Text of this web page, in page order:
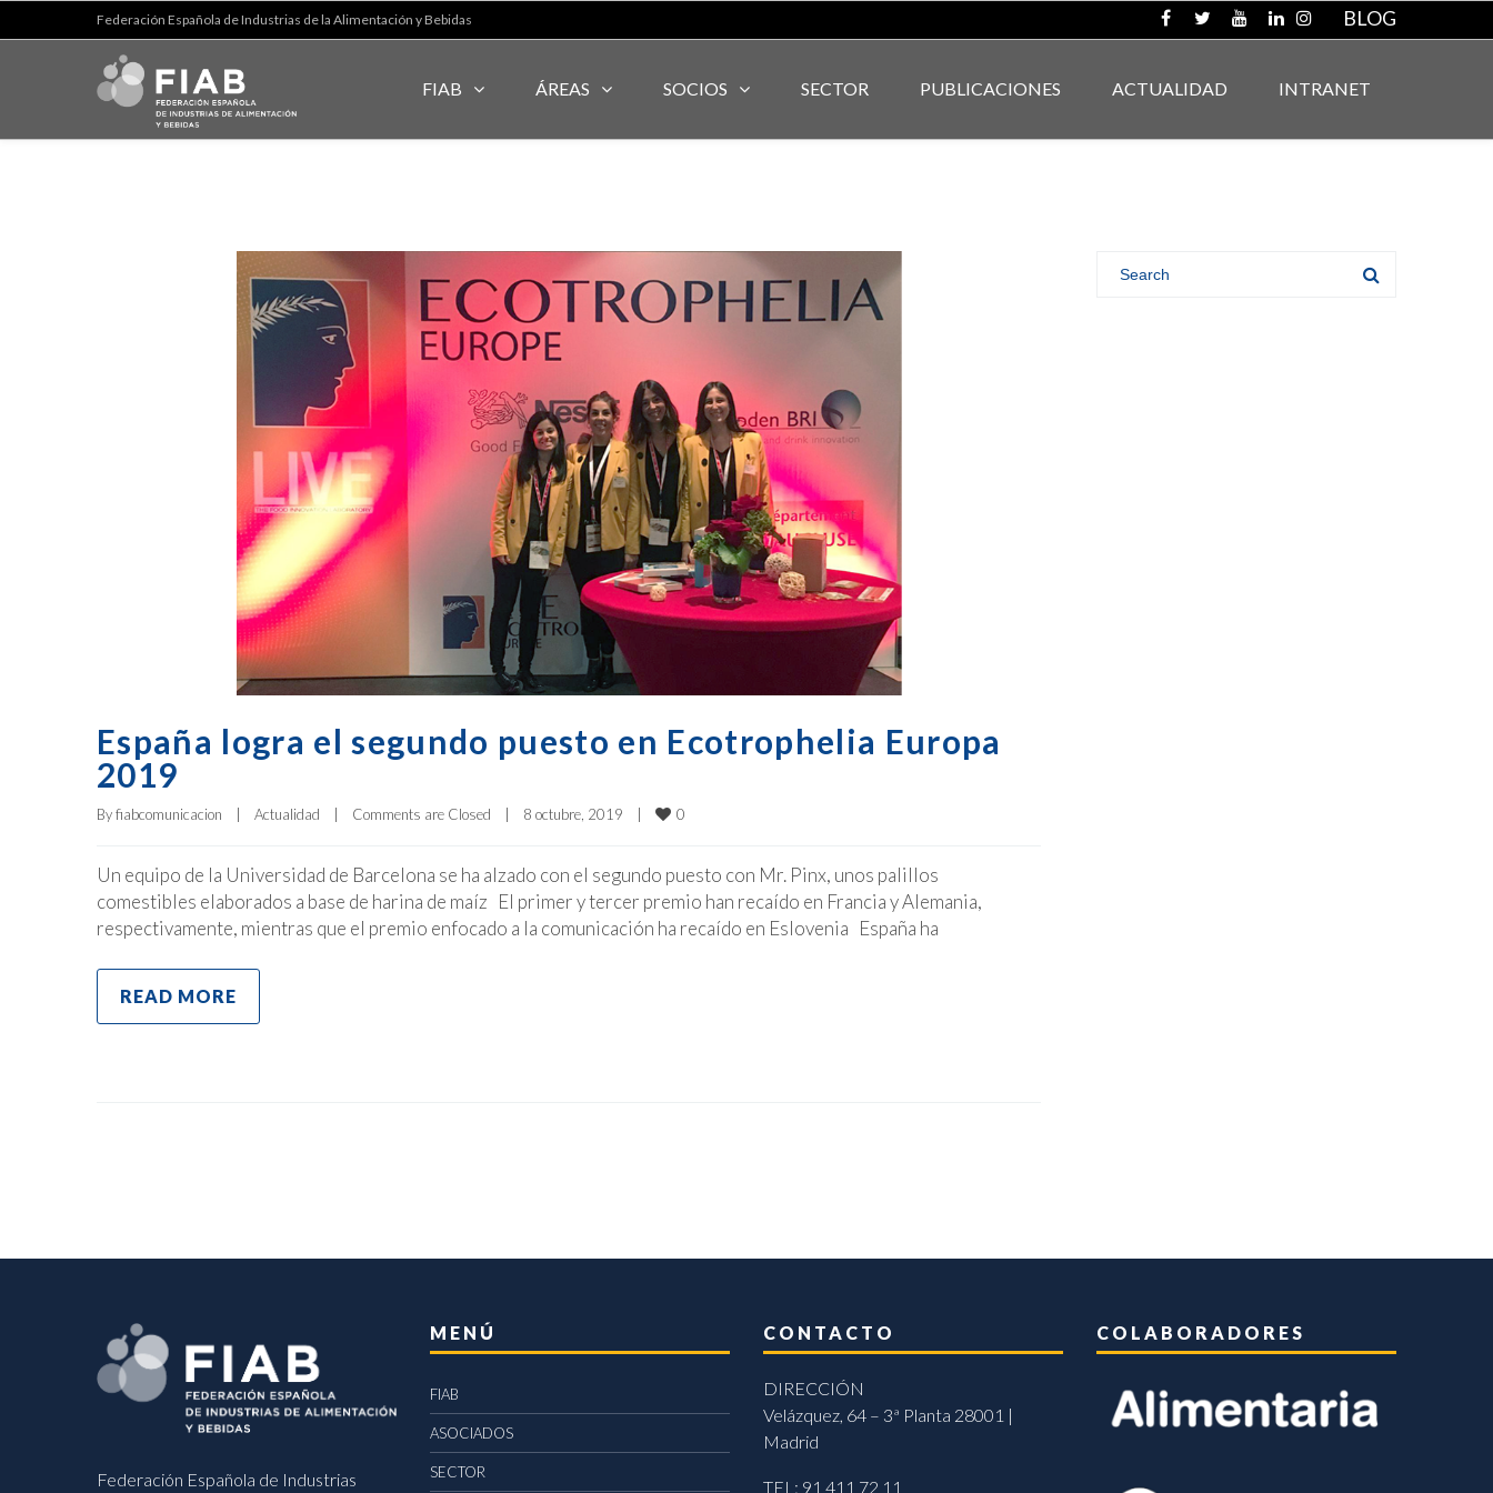
Federación Española de Industrias de la Alimentación y Bebidas BLOG
FIAB ÁREAS SOCIOS SECTOR PUBLICACIONES ACTUALIDAD INTRANET
España logra el segundo puesto en Ecotrophelia Europa
2019
By fiabcomunicacion Actualidad Comments are Closed 8 octubre, 2019 0
Un equipo de la Universidad de Barcelona se ha alzado con el segundo puesto con Mr. Pinx, unos palillos
comestibles elaborados a base de harina de maíz El primer y tercer premio han recaído en Francia y Alemania,
respectivamente, mientras que el premio enfocado a la comunicación ha recaído en Eslovenia España ha
READ MORE
Federación Española de Industrias
MENÚ
FIAB
ASOCIADOS
SECTOR
CONTACTO
DIRECCIÓN
Velázquez, 64 – 3ª Planta 28001 |
Madrid
TEL: 91 411 72 11
COLABORADORES